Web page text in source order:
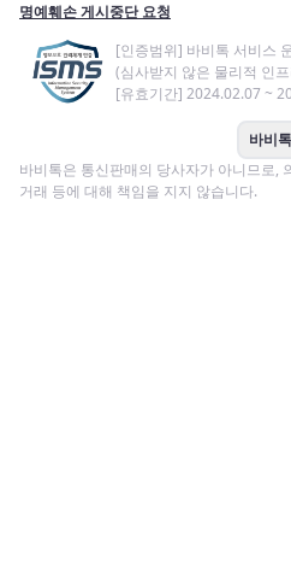
명예훼손 게시중단 요청
[인증범위] 바비톡 서비스
(심사받지 않은 물리적 인
[유효기간] 2024.02.07 ~
바비
바비톡은 통신판매의 당사자가 아니므로,
거래 등에 대해 책임을 지지 않습니다.